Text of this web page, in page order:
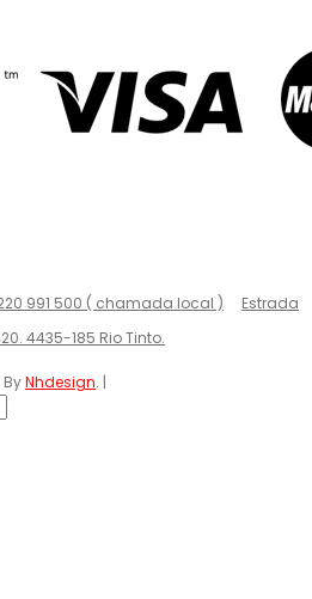
991 500 ( chamada local )
Estrada
4435-185 Rio Tinto.
Nhdesign. |